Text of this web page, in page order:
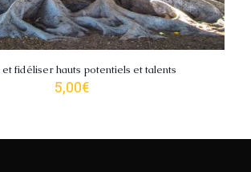
fidéliser hauts potentiels et talents
5,00€